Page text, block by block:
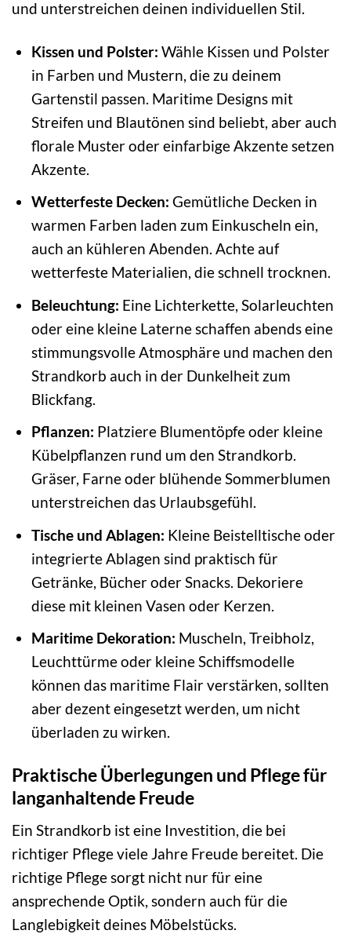
und unterstreichen deinen individuellen Stil.
Kissen und Polster: Wähle Kissen und Polster
in Farben und Mustern, die zu deinem
Gartenstil passen. Maritime Designs mit
Streifen und Blautönen sind beliebt, aber auch
florale Muster oder einfarbige Akzente setzen
Akzente.
Wetterfeste Decken: Gemütliche Decken in
warmen Farben laden zum Einkuscheln ein,
auch an kühleren Abenden. Achte auf
wetterfeste Materialien, die schnell trocknen.
Beleuchtung: Eine Lichterkette, Solarleuchten
oder eine kleine Laterne schaffen abends eine
stimmungsvolle Atmosphäre und machen den
Strandkorb auch in der Dunkelheit zum
Blickfang.
Pflanzen: Platziere Blumentöpfe oder kleine
Kübelpflanzen rund um den Strandkorb.
Gräser, Farne oder blühende Sommerblumen
unterstreichen das Urlaubsgefühl.
Tische und Ablagen: Kleine Beistelltische oder
integrierte Ablagen sind praktisch für
Getränke, Bücher oder Snacks. Dekoriere
diese mit kleinen Vasen oder Kerzen.
Maritime Dekoration: Muscheln, Treibholz,
Leuchttürme oder kleine Schiffsmodelle
können das maritime Flair verstärken, sollten
aber dezent eingesetzt werden, um nicht
überladen zu wirken.
Praktische Überlegungen und Pflege für
langanhaltende Freude
Ein Strandkorb ist eine Investition, die bei
richtiger Pflege viele Jahre Freude bereitet. Die
richtige Pflege sorgt nicht nur für eine
ansprechende Optik, sondern auch für die
Langlebigkeit deines Möbelstücks.